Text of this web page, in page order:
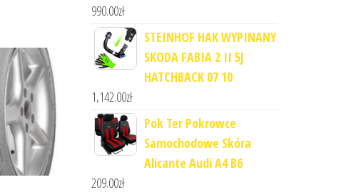
990.00zł
STEINHOF HAK WYPINANY
SKODA FABIA 2 II 5J
HATCHBACK 07 10
1,142.00zł
Pok Ter Pokrowce
Samochodowe Skóra
Alicante Audi A4 B6
209.00zł